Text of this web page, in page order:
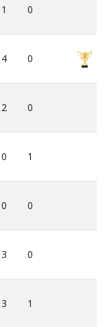
1 0
4 0
2 0
0 1
0 0
3 0
3 1